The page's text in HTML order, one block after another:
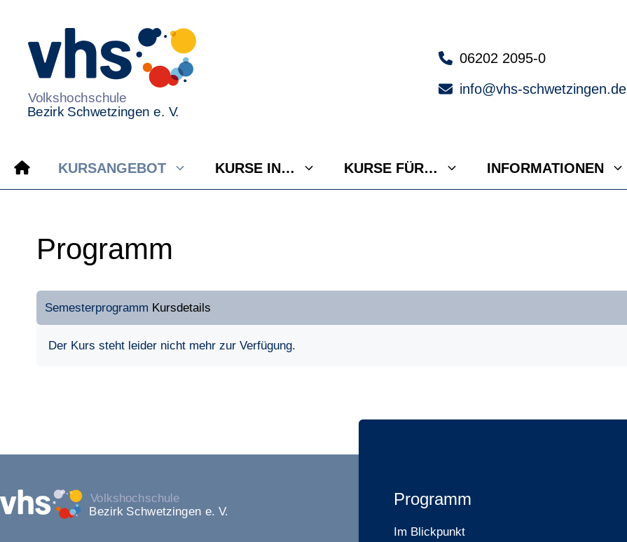
springen
06202 2095-0
info@vhs-schwetzingen.de
KURSANGEBOT KURSE IN… KURSE FÜR… INFORMATIONEN
Programm
Semesterprogramm Kursdetails
Der Kurs steht leider nicht mehr zur Verfügung.
Programm
Im Blickpunkt